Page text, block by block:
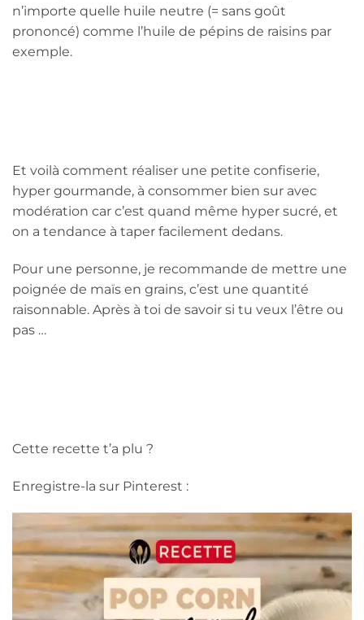
n’importe quelle huile neutre (= sans goût
prononcé) comme l’huile de pépins de raisins par
exemple.
Et voilà comment réaliser une petite confiserie,
hyper gourmande, à consommer bien sur avec
modération car c’est quand même hyper sucré, et
on a tendance à taper facilement dedans.
Pour une personne, je recommande de mettre une
poignée de maïs en grains, c’est une quantité
raisonnable. Après à toi de savoir si tu veux l’être ou
pas …
Cette recette t’a plu ?
Enregistre-la sur Pinterest :